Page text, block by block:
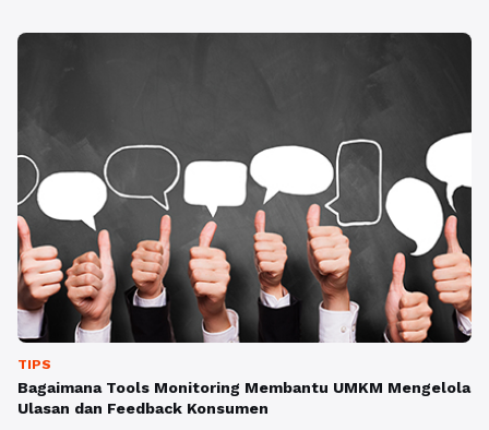
TIPS
Bagaimana Tools Monitoring Membantu UMKM Mengelola
Ulasan dan Feedback Konsumen